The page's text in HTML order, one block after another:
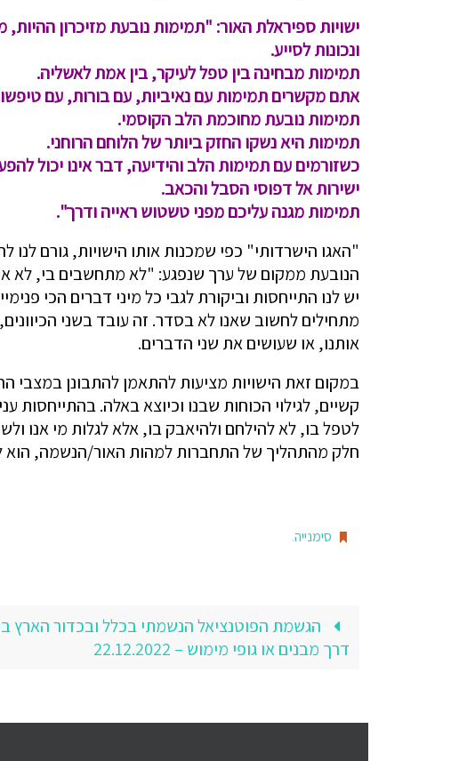
ישויות ספיראלת האור: "תמימות נובעת מזיכרון
ונכונות לסייע.
תמימות מבחינה בין טפל לעיקר, בין אמת לאשליה.
אתם מקשרים תמימות עם נאיביות, עם בורות, עם
תמימות נובעת מחוכמת הלב הקוסמי.
תמימות היא נשקו החזק ביותר של הלוחם הרוחני.
כשזורמים עם תמימות הלב והידיעה, דבר אינו יכול
ישירות אל דפוסי הסבל והכאב.
תמימות מגנה עליכם מפני טשטוש ראייה ודרך".
"האגו הישרדותי" כפי שמכנות אותו הישויות, גורם לנו
הנובעת ממקום של ערך שנפגע: "לא מתחשבים בי, לא
יש לנו התייחסות וביקורת לגבי כל מיני דברים הכי
מתחילים לחשוב שאנו לא בסדר. זה עובד בשני
אותנו, או שעושים את שני הדברים.
במקום זאת הישויות מציעות להתאמן להתבונן
קשיים, לגילוי הכוחות שבנו וכיוצא באלה.
לטפל בו, לא להילחם ולהיאבק בו, אלא לגלות מי אנו
חלק מהתהליך של התחברות למהות האור/הנשמה, הוא
סימנייה.
הגשמת הפוטנציאל הנשמתי בכלל ובכדור
דרך מבנים או גופי מימוש – 22.12.2022